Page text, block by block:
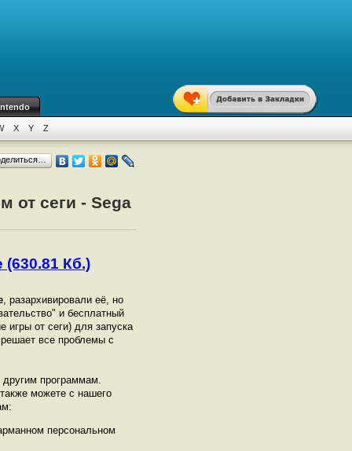
X Y Z
от сеги - Sega
(630.81 Кб.)
, разархивировали её, но
и бесплатный
игры от сеги) для запуска
все проблемы с
другим программам.
можете с нашего
персональном